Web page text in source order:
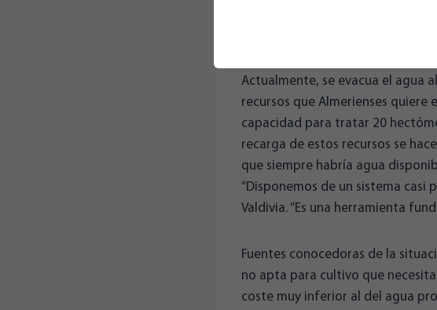
acuífero superior”, explica José
Actualmente, se evacua el agua
recursos que Almerienses
capacidad para tratar 20
recarga de estos recursos se
que siempre habría agua
“Disponemos de un sistema casi
Valdivia. “Es una herramienta
Fuentes conocedoras de la
no apta para cultivo que
coste muy inferior al del agua